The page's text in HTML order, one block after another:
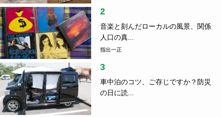
2
音楽と刻んだローカルの風景、関係
人口の真...
指出一正
3
車中泊のコツ、ご存じですか？防災
の日に読...